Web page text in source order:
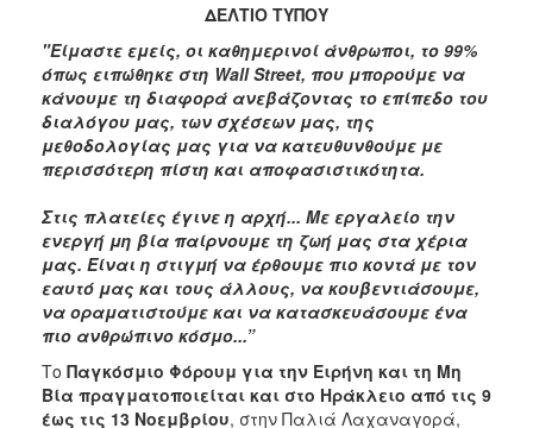
2016
2015
2013
2012
2010
2006
ΤΟΠΟΣ
ΔΕΛΤΙΟ ΤΥΠΟΥ
"Είμαστε εμείς, οι καθημερινοί άνθρωποι, το 99%
όπως ειπώθηκε στη Wall Street, που μπορούμε να
κάνουμε τη διαφορά ανεβάζοντας το επίπεδο του
διαλόγου μας, των σχέσεων μας, της
μεθοδολογίας μας για να κατευθυνθούμε με
περισσότερη πίστη και αποφασιστικότητα.
Στις πλατείες έγινε η αρχή... Με εργαλείο την
ενεργή μη βία παίρνουμε τη ζωή μας στα χέρια
μας. Είναι η στιγμή να έρθουμε πιο κοντά με τον
εαυτό μας και τους άλλους, να κουβεντιάσουμε,
να οραματιστούμε και να κατασκευάσουμε ένα
πιο ανθρώπινο κόσμο...”
Το Παγκόσμιο Φόρουμ για την Ειρήνη και τη Μη
Βία πραγματοποιείται και στο Ηράκλειο από τις 9
έως τις 13 Νοεμβρίου, στην Παλιά Λαχαναγορά,